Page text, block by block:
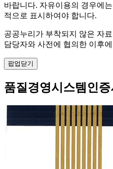
바랍니다. 자유이용의 경우에
적으로 표시하여야 합니다.
공공누리가 부착되지 않은 자
담당자와 사전에 협의한 이후
팝업닫기
품질경영시스템인증